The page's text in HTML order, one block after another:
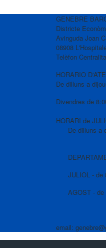
GENEBRE
Districte
Avinguda Joan
08908
Telèfon
HORARIO
De dilluns a
Divendres de
HORARI de
De dilluns a
JULIOL - de
AGOST - de
email: